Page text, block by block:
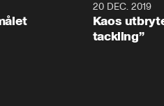
20 DEC. 2019
Kaos
tackling”